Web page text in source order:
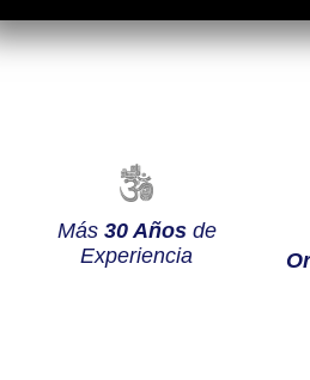
Más 30 Añosde
Experiencia